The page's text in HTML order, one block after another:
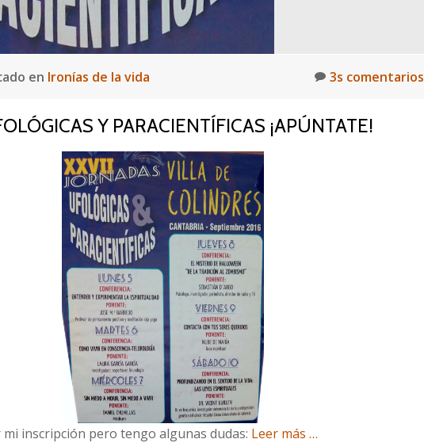
en Ironías de la vida 3s comentarios
Y PARACIENTÍFICAS ¡APÚNTATE!
inscripción pero tengo algunas dudas: Leer más acerca
…